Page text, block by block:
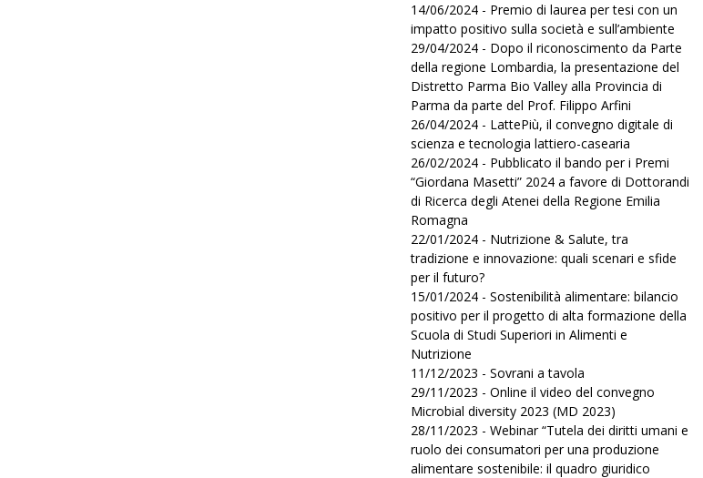
14/06/2024 - Premio di laurea per tesi con un
impatto positivo sulla società e sull’ambiente
29/04/2024 - Dopo il riconoscimento da Parte
della regione Lombardia, la presentazione del
Distretto Parma Bio Valley alla Provincia di
Parma da parte del Prof. Filippo Arfini
26/04/2024 - LattePiù, il convegno digitale di
scienza e tecnologia lattiero-casearia
26/02/2024 - Pubblicato il bando per i Premi
“Giordana Masetti” 2024 a favore di Dottorandi
di Ricerca degli Atenei della Regione Emilia
Romagna
22/01/2024 - Nutrizione & Salute, tra
tradizione e innovazione: quali scenari e sfide
per il futuro?
15/01/2024 - Sostenibilità alimentare: bilancio
positivo per il progetto di alta formazione della
Scuola di Studi Superiori in Alimenti e
Nutrizione
11/12/2023 - Sovrani a tavola
29/11/2023 - Online il video del convegno
Microbial diversity 2023 (MD 2023)
28/11/2023 - Webinar “Tutela dei diritti umani e
ruolo dei consumatori per una produzione
alimentare sostenibile: il quadro giuridico